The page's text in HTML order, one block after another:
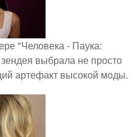
"Человека - Паука:
выбрала не просто
артефакт высокой моды.